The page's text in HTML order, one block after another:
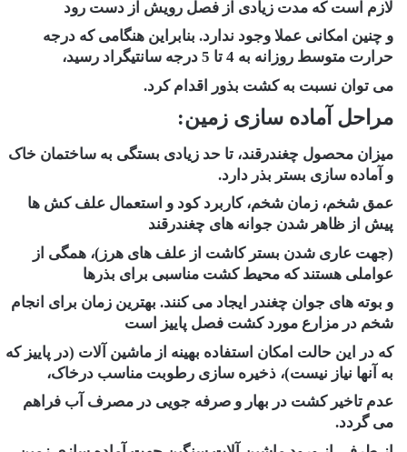
لازم است که مدت زیادی از فصل رویش از دست رود
و چنین امکانی عملا وجود ندارد. بنابراین هنگامی که درجه
حرارت متوسط روزانه به 4 تا 5 درجه سانتیگراد رسید،
می توان نسبت به کشت بذور اقدام کرد.
مراحل آماده سازی زمین:
میزان محصول چغندرقند، تا حد زیادی بستگی به ساختمان خاک
و آماده سازی بستر بذر دارد.
عمق شخم، زمان شخم، کاربرد کود و استعمال علف کش ها
پیش از ظاهر شدن جوانه های چغندرقند
(جهت عاری شدن بستر کاشت از علف های هرز)، همگی از
عواملی هستند که محیط کشت مناسبی برای بذرها
و بوته های جوان چغندر ایجاد می کنند. بهترین زمان برای انجام
شخم در مزارع مورد کشت فصل پاییز است
که در این حالت امکان استفاده بهینه از ماشین آلات (در پاییز که
به آنها نیاز نیست)، ذخیره سازی رطوبت مناسب درخاک،
عدم تاخیر کشت در بهار و صرفه جویی در مصرف آب فراهم
می گردد.